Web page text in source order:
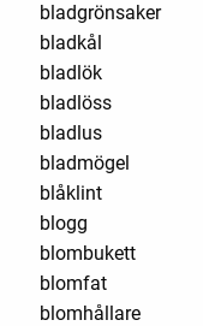
bladgrönsaker
bladkål
bladlök
bladlöss
bladlus
bladmögel
blåklint
blogg
blombukett
blomfat
blomhållare